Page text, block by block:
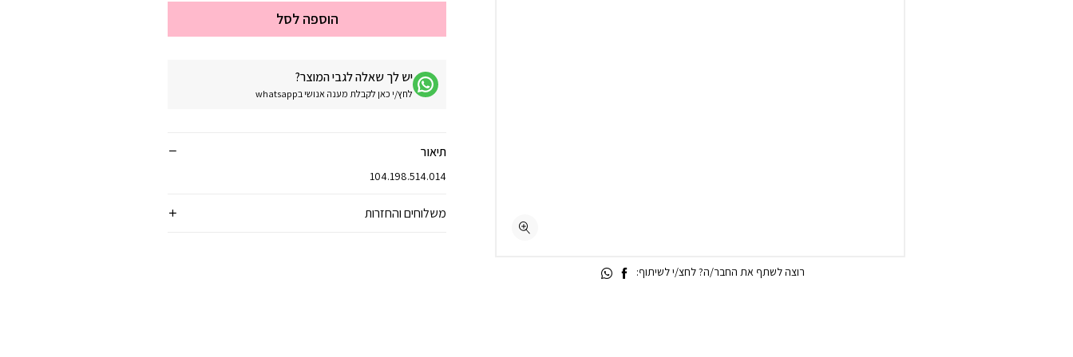
הוספה לסל
יש לך שאלה לגבי המוצר?
לחץ/י כאן לקבלת מענה אנושי בwhatsapp
תיאור
104.198.514.014
משלוחים והחזרות
רוצה לשתף את החבר/ה? לחצ/י לשיתוף: